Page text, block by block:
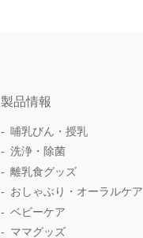
製品情報
哺乳びん・授乳
洗浄・除菌
離乳食グッズ
おしゃぶり・オーラルケア
ベビーケア
ママグッズ